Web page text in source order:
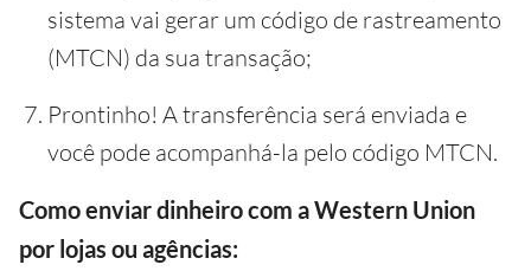
sistema vai gerar um código de rastreamento
(MTCN) da sua transação;
Prontinho! A transferência será enviada e
você pode acompanhá-la pelo código MTCN.
Como enviar dinheiro com a Western Union
por lojas ou agências: